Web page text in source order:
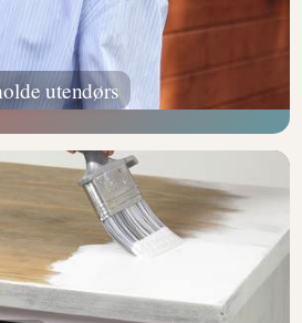
utendørs